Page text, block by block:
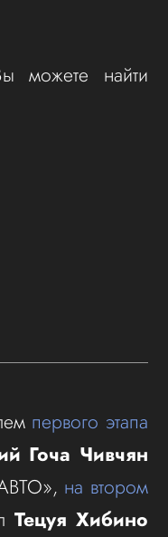
можете найти
первого этапа
Гоча Чивчян
на втором
Тецуя Хибино